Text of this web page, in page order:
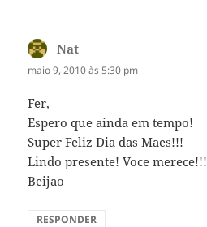
Nat
maio 9, 2010 às 5:30 pm
Fer,
Espero que ainda em tempo!
Super Feliz Dia das Maes!!!
Lindo presente! Voce merece!!!
Beijao
RESPONDER